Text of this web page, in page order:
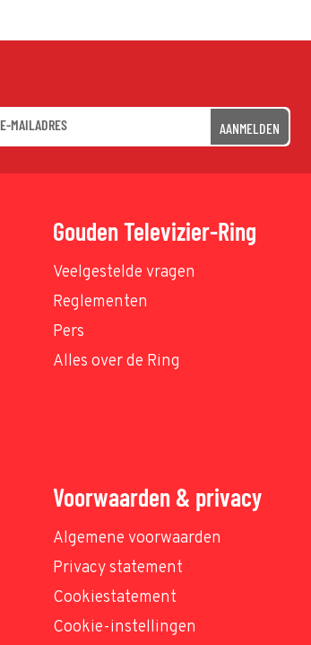
AANMELDEN
Gouden Televizier-Ring
Veelgestelde vragen
Reglementen
Pers
Alles over de Ring
Voorwaarden & privacy
Algemene voorwaarden
Privacy statement
Cookiestatement
Cookie-instellingen